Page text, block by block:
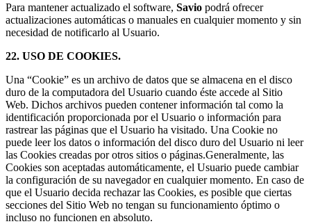
Para mantener actualizado el software, Savio podrá ofrecer
actualizaciones automáticas o manuales en cualquier momento y sin
necesidad de notificarlo al Usuario.
22. USO DE COOKIES.
Una “Cookie” es un archivo de datos que se almacena en el disco
duro de la computadora del Usuario cuando éste accede al Sitio
Web. Dichos archivos pueden contener información tal como la
identificación proporcionada por el Usuario o información para
rastrear las páginas que el Usuario ha visitado. Una Cookie no
puede leer los datos o información del disco duro del Usuario ni leer
las Cookies creadas por otros sitios o páginas.Generalmente, las
Cookies son aceptadas automáticamente, el Usuario puede cambiar
la configuración de su navegador en cualquier momento. En caso de
que el Usuario decida rechazar las Cookies, es posible que ciertas
secciones del Sitio Web no tengan su funcionamiento óptimo o
incluso no funcionen en absoluto.